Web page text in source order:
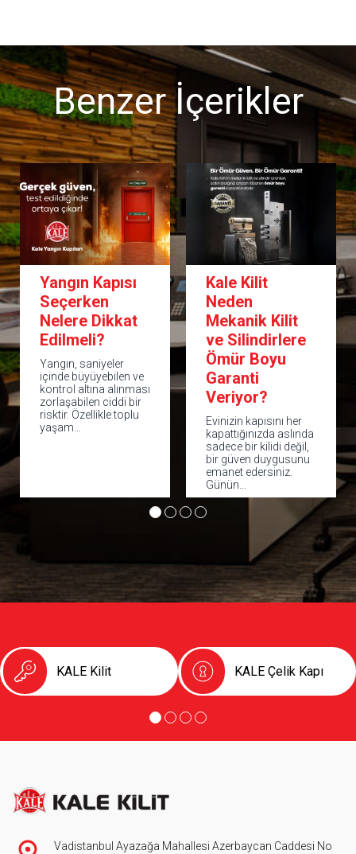
Benzer İçerikler
Yangın Kapısı
Seçerken
Nelere Dikkat
Edilmeli?
Yangın, saniyeler
içinde büyüyebilen ve
kontrol altına alınması
zorlaşabilen ciddi bir
risktir. Özellikle toplu
yaşam…
Kale Kilit
Neden
Mekanik Kilit
ve Silindirlere
Ömür Boyu
Garanti
Veriyor?
Evinizin kapısını her
kapattığınızda aslında
sadece bir kilidi değil,
bir güven duygusunu
emanet edersiniz.
Günün…
KALE Kilit KALE Çelik Kapı
Vadistanbul Ayazağa Mahallesi Azerbaycan Caddesi No